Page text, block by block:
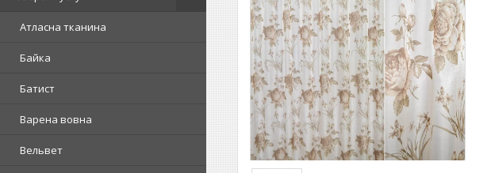
Атласна тканина
Байка
Батист
Варена вовна
Вельвет